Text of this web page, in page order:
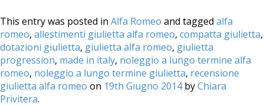
This entry was posted in Alfa Romeo and tagged alfa
romeo, allestimenti giulietta alfa romeo, compatta giulietta,
dotazioni giulietta, giulietta alfa romeo, giulietta
progression, made in italy, noleggio a lungo termine alfa
romeo, noleggio a lungo termine giulietta, recensione
giulietta alfa romeo on 19th Giugno 2014byChiara
Privitera.